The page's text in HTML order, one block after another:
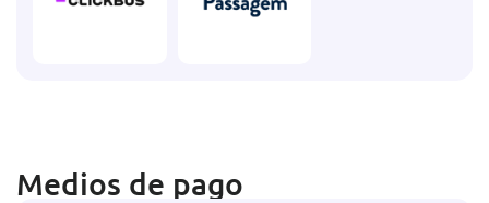
Medios de pago